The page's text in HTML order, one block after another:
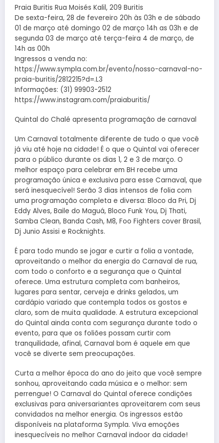
Praia Buritis Rua Moisés Kalil, 209 Buritis
De sexta-feira, 28 de fevereiro 20h às 03h e de sábado
01 de março até domingo 02 de março 14h as 03h e de
segunda 03 de março até terça-feira 4 de março, de
14h as 00h
Ingressos a venda no:
https://www.sympla.com.br/evento/nosso-carnaval-no-
praia-buritis/2812215?d=.L3
Informações: (31) 99903-2512
https://www.instagram.com/praiaburitis/
Quintal do Chalé apresenta programação de carnaval
Um Carnaval totalmente diferente de tudo o que você
já viu até hoje na cidade! É o que o Quintal vai oferecer
para o público durante os dias 1, 2 e 3 de março. O
melhor espaço para celebrar em BH recebe uma
programação única e exclusiva para esse Carnaval, que
será inesquecível! Serão 3 dias intensos de folia com
uma programação completa e diversa: Bloco da Pri, Dj
Eddy Alves, Baile do Maguá, Bloco Funk You, Dj Thati,
Samba Clean, Banda Cash, M8, Foo Fighters cover Brasil,
Dj Junio Assisi e Rocknights.
É para todo mundo se jogar e curtir a folia a vontade,
aproveitando o melhor da energia do Carnaval de rua,
com todo o conforto e a segurança que o Quintal
oferece. Uma estrutura completa com banheiros,
lugares para sentar, cerveja e drinks gelados, um
cardápio variado que contempla todos os gostos e
claro, som de muita qualidade. A estrutura excepcional
do Quintal ainda conta com segurança durante todo o
evento, para que os foliões possam curtir com
tranquilidade, afinal, Carnaval bom é aquele em que
você se diverte sem preocupações.
Curta a melhor época do ano do jeito que você sempre
sonhou, aproveitando cada música e o melhor: sem
perrengue! O Carnaval do Quintal oferece condições
exclusivas para aniversariantes aproveitarem com seus
convidados na melhor energia. Os ingressos estão
disponíveis na plataforma Sympla. Viva emoções
inesquecíveis no melhor Carnaval indoor da cidade!